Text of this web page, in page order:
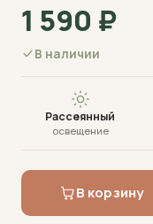
1 590 ₽
В наличии
Рассеянный
освещение
В корзину